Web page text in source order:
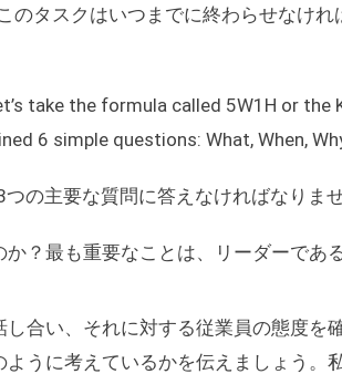
のタスクはいつまでに終わらせなけ
take the formula called 5W1H or the
6 simple questions: What, When,
の主要な質問に答えなければなりませ
か？最も重要なことは、リーダーであ
合い、それに対する従業員の態度を
うに考えているかを伝えましょう。